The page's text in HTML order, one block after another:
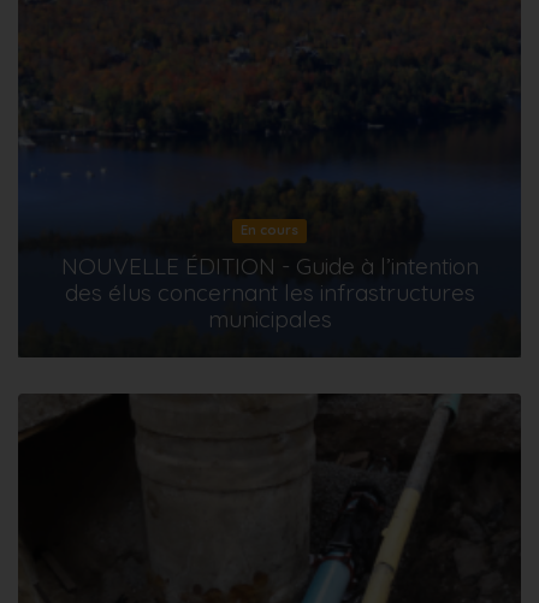
En cours
NOUVELLE ÉDITION - Guide à l’intention
des élus concernant les infrastructures
municipales